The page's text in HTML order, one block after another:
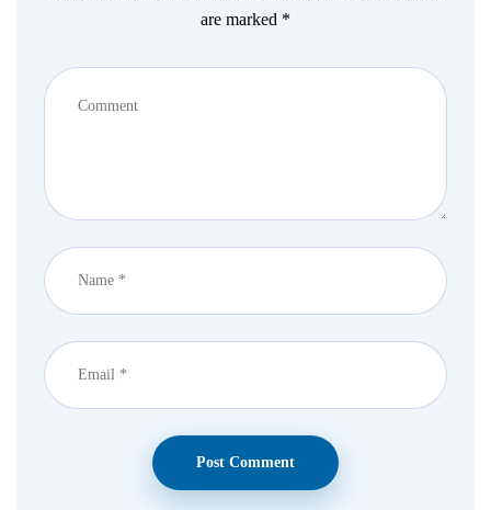
are marked *